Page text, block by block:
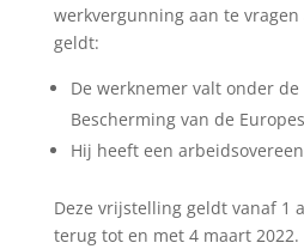
werkvergunning aan te
geldt:
De werknemer valt onder
Bescherming van de
Hij heeft een
Deze vrijstelling geldt vanaf 1
terug tot en met 4 maart